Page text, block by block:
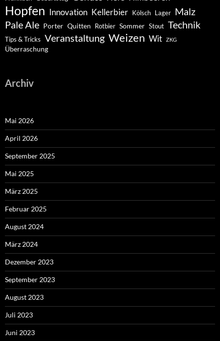
Hopfen Innovation Kellerbier Kölsch Lager Malz
Pale Ale Porter Quitten Rotbier Sommer Stout Technik
Tips & Tricks Veranstaltung Weizen Wit ZKG
Überraschung
Archiv
Mai 2026
April 2026
September 2025
Mai 2025
März 2025
Februar 2025
August 2024
März 2024
Dezember 2023
September 2023
August 2023
Juli 2023
Juni 2023